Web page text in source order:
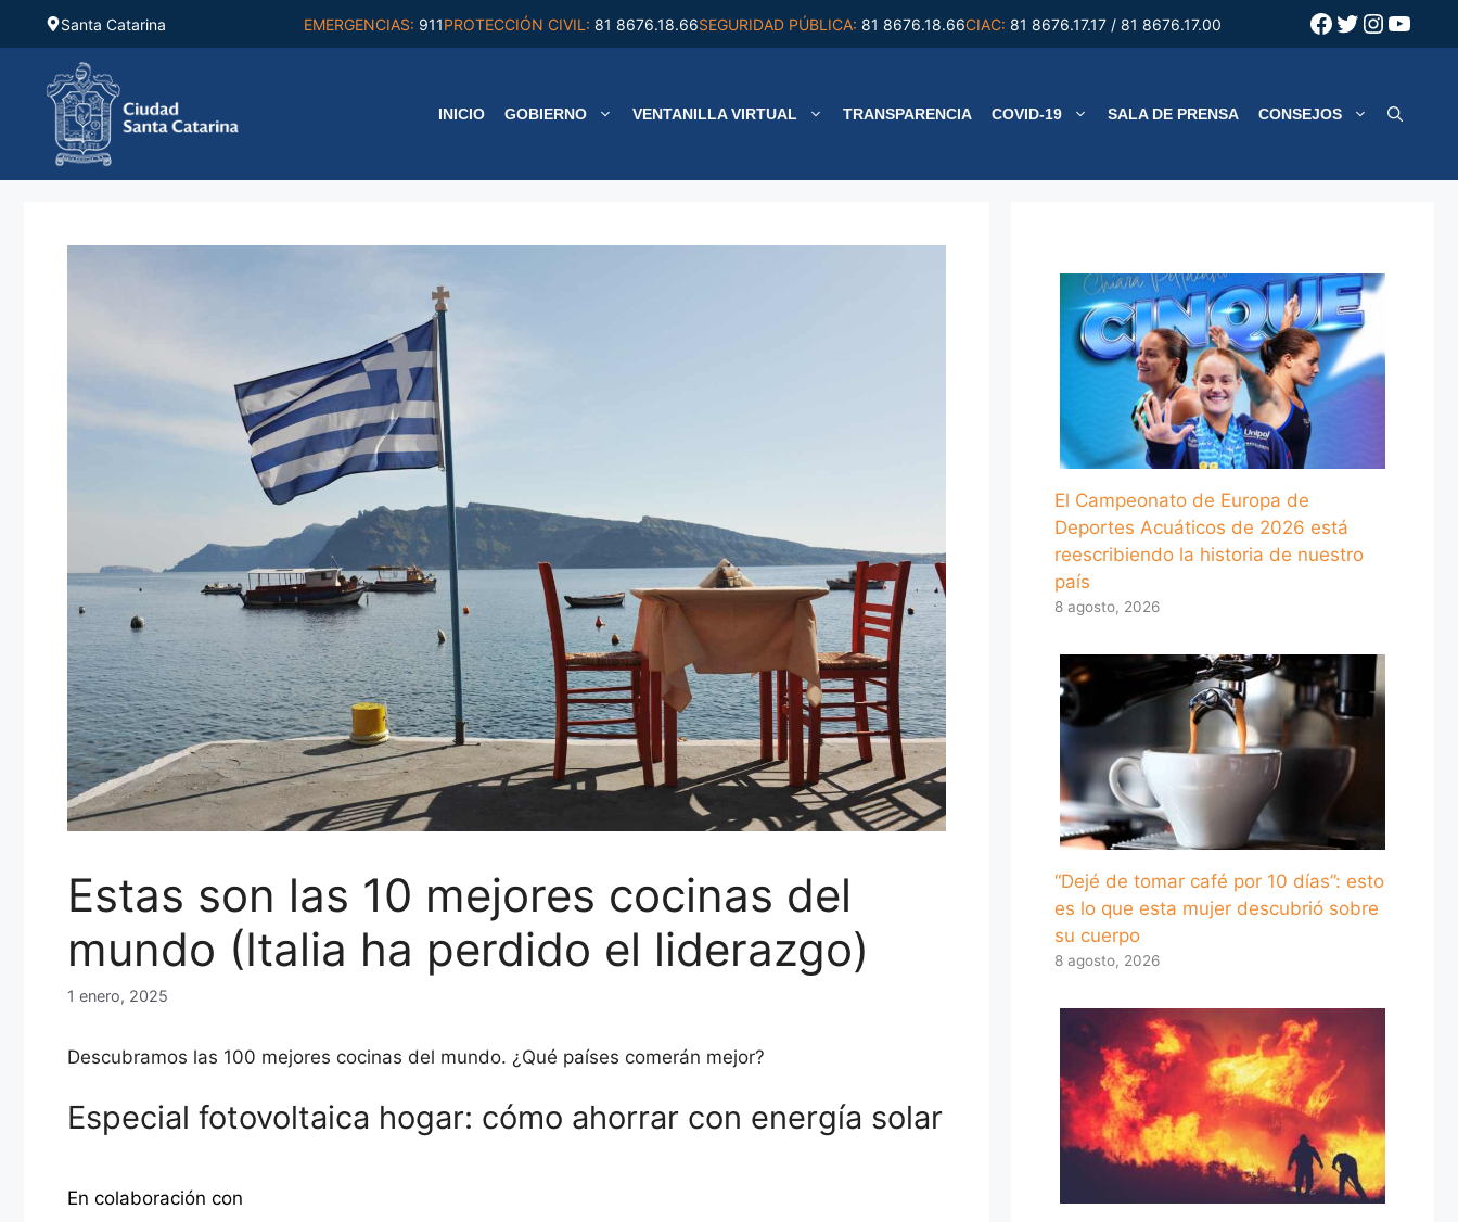
Saltar
contenido
Santa Catarina EMERGENCIAS: 911PROTECCIÓN CIVIL: 81 8676.18.66SEGURIDAD PÚBLICA: 81 8676.18.66CIAC: 81 8676.17.17 / 81 8676.17.00 Facebook
Twitter
INICIO GOBIERNO VENTANILLA VIRTUAL TRANSPARENCIA COVID-19 SALA DE PRENSA CONSEJOS
Estas son las 10 mejores cocinas del
mundo (Italia ha perdido el liderazgo)
1 enero, 2025
Descubramos las 100 mejores cocinas del mundo. ¿Qué países comerán mejor?
Especial fotovoltaica hogar: cómo ahorrar con energía solar
En colaboración con
El Campeonato de Europa de
Deportes Acuáticos de 2026 está
reescribiendo la historia de nuestro
país
8 agosto, 2026
“Dejé de tomar café por 10 días”: esto
es lo que esta mujer descubrió sobre
su cuerpo
8 agosto, 2026